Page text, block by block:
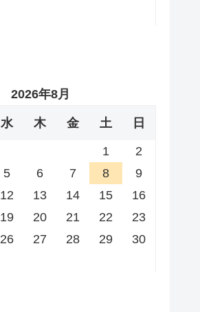
2026年8月
水 木 金 土 日
1
2
5 6 7 8
9
12 13 14 15
16
19 20 21 22
23
26 27 28 29
30